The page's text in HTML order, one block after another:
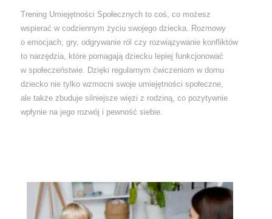
Trening Umiejętności Społecznych to coś, co możesz
wspierać w codziennym życiu swojego dziecka. Rozmowy
o emocjach, gry, odgrywanie ról czy rozwiązywanie konfliktów
to narzędzia, które pomagają dziecku lepiej funkcjonować
w społeczeństwie. Dzięki regularnym ćwiczeniom w domu
dziecko nie tylko wzmocni swoje umiejętności społeczne,
ale także zbuduje silniejsze więzi z rodziną, co pozytywnie
wpłynie na jego rozwój i pewność siebie.